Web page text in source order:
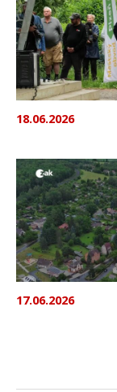
18.06.2026
17.06.2026